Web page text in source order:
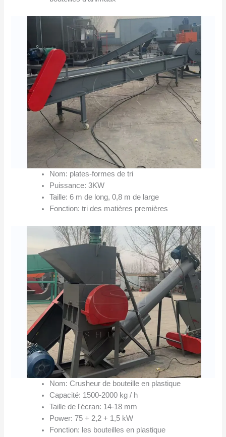
Nom: plates-formes de tri
Puissance: 3KW
Taille: 6 m de long, 0,8 m de large
Fonction: tri des matières premières
Nom: Crusheur de bouteille en plastique
Capacité: 1500-2000 kg / h
Taille de l'écran: 14-18 mm
Power: 75 + 2,2 + 1,5 kW
Fonction: les bouteilles en plastique